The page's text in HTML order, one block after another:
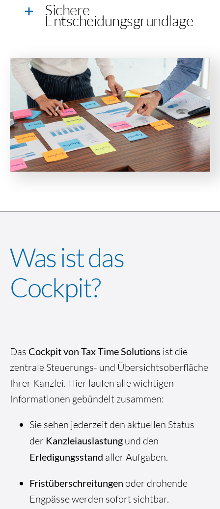
Sichere
Entscheidungsgrundlage
Was ist das
Cockpit?
Das Cockpit von Tax Time Solutions ist die
zentrale Steuerungs- und Übersichtsoberfläche
Ihrer Kanzlei. Hier laufen alle wichtigen
Informationen gebündelt zusammen:
Sie sehen jederzeit den aktuellen Status
der Kanzleiauslastungund den
Erledigungsstand aller Aufgaben.
Fristüberschreitungen oder drohende
Engpässe werden sofort sichtbar.